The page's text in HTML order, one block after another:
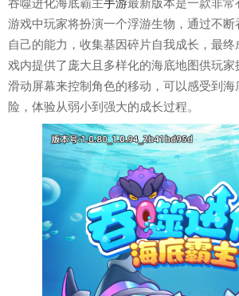
吞噬进化海底霸主手游最新版本是一款非常
游戏中玩家将扮演一个浮游生物，通过不
自己的能力，收集基因碎片自我成长，最
戏内提供了庞大且多样化的海底地图供玩
滑动屏幕来控制角色的移动，可以感受到
险，体验从弱小到强大的成长过程。